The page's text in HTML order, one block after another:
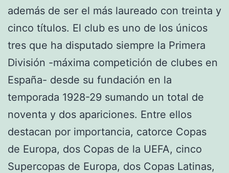
además de ser el más laureado con treinta y
cinco títulos. El club es uno de los únicos
tres que ha disputado siempre la Primera
División -máxima competición de clubes en
España- desde su fundación en la
temporada 1928-29 sumando un total de
noventa y dos apariciones. Entre ellos
destacan por importancia, catorce Copas
de Europa, dos Copas de la UEFA, cinco
Supercopas de Europa, dos Copas Latinas,